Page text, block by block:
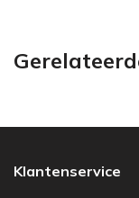
Klantenservice